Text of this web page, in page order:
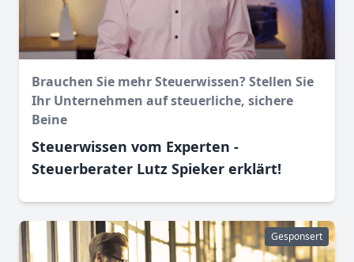
Brauchen Sie mehr Steuerwissen? Stellen Sie
Ihr Unternehmen auf steuerliche, sichere
Beine
Steuerwissen vom Experten -
Steuerberater Lutz Spieker erklärt!
Gesponsert